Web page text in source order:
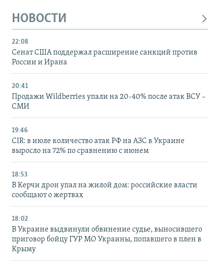
НОВОСТИ
22:08
Сенат США поддержал расширение санкций против
России и Ирана
20:41
Продажи Wildberries упали на 20-40% после атак ВСУ –
СМИ
19:46
CIR: в июле количество атак РФ на АЗС в Украине
выросло на 72% по сравнению с июнем
18:53
В Керчи дрон упал на жилой дом: российские власти
сообщают о жертвах
18:02
В Украине выдвинули обвинение судье, выносившего
приговор бойцу ГУР МО Украины, попавшего в плен в
Крыму